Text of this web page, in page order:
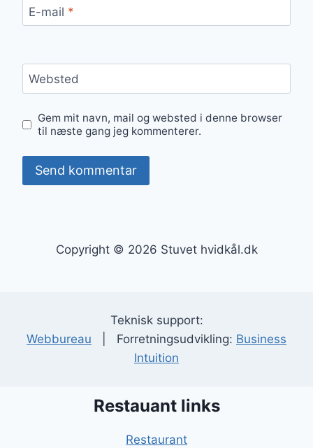
E-mail *
Websted
Gem mit navn, mail og websted i denne browser
til næste gang jeg kommenterer.
Copyright © 2026 Stuvet hvidkål.dk
Teknisk support:
Webbureau | Forretningsudvikling: Business
Intuition
Restauant links
Restaurant